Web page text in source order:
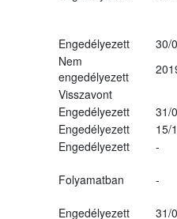
Engedélyezett
30/
Nem
engedélyezett
Visszavont
Engedélyezett
31/
Engedélyezett
15/
Engedélyezett
-
Folyamatban -
Engedélyezett
31/